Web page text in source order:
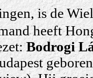
is de
heeft
Bodrogi